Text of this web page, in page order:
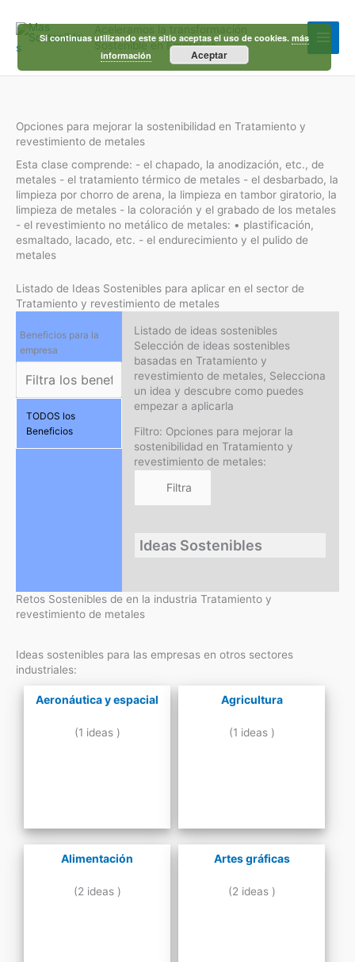
contenido
Sostenible en Empresas
Opciones para mejorar la sostenibilidad en Tratamiento y
revestimiento de metales
Esta clase comprende: - el chapado, la anodización, etc., de
metales - el tratamiento térmico de metales - el desbarbado, la
limpieza por chorro de arena, la limpieza en tambor giratorio, la
limpieza de metales - la coloración y el grabado de los metales
- el revestimiento no metálico de metales: • plastificación,
esmaltado, lacado, etc. - el endurecimiento y el pulido de
metales
Listado de Ideas Sostenibles para aplicar en el sector de
Tratamiento y revestimiento de metales
Beneficios para la
empresa
TODOS los
Beneficios
Listado de ideas sostenibles
Selección de ideas sostenibles
basadas en Tratamiento y
revestimiento de metales, Selecciona
un idea y descubre como puedes
empezar a aplicarla
Filtro: Opciones para mejorar la
sostenibilidad en Tratamiento y
revestimiento de metales:
Ideas Sostenibles
Retos Sostenibles de en la industria Tratamiento y
revestimiento de metales
Ideas sostenibles para las empresas en otros sectores
industriales:
Aeronáutica y espacial
(1 ideas )
Agricultura
(1 ideas )
Alimentación
(2 ideas )
Artes gráficas
(2 ideas )
Si continuas utilizando este sitio aceptas el uso de cookies.más
información
Aceptar